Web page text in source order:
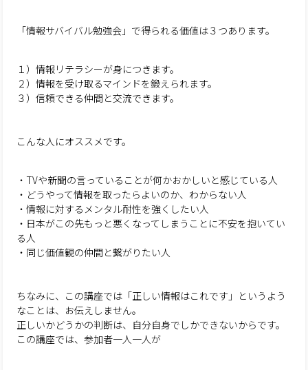
「情報サバイバル勉強会」で得られる価値は３つあります。
１）情報リテラシーが身につきます。
２）情報を受け取るマインドを鍛えられます。
３）信頼できる仲間と交流できます。
こんな人にオススメです。
・TVや新聞の言っていることが何かおかしいと感じている人
・どうやって情報を取ったらよいのか、わからない人
・情報に対するメンタル耐性を強くしたい人
・日本がこの先もっと悪くなってしまうことに不安を抱いてい
る人
・同じ価値観の仲間と繋がりたい人
ちなみに、この講座では「正しい情報はこれです」というよう
なことは、お伝えしません。
正しいかどうかの判断は、自分自身でしかできないからです。
この講座では、参加者一人一人が